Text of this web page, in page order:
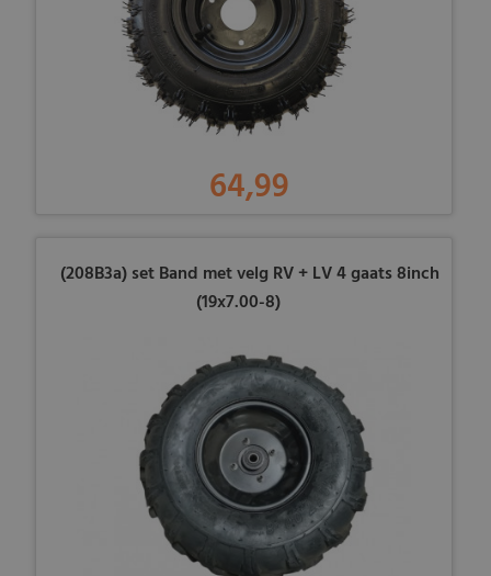
64,99
(208B3a) set Band met velg RV + LV 4 gaats 8inch
(19x7.00-8)